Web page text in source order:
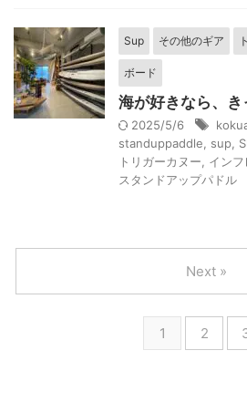
Sup その他のギア
ボード
海が好きなら、き
2025/5/6
standuppaddle
sup
トリガーカヌー
イン
スタンドアップパドル
1 2
Next »